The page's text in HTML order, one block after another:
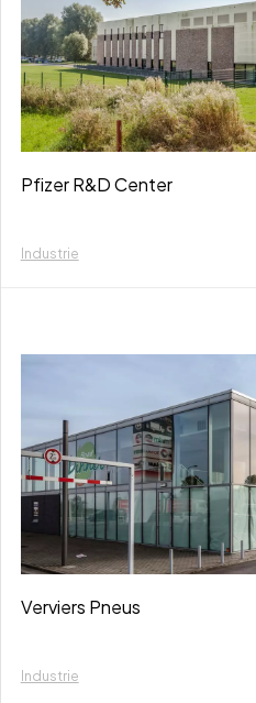
Pfizer R&D Center
Industrie
Verviers Pneus
Industrie